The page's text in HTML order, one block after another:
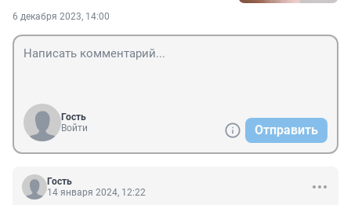
6 декабря 2023, 14:00
Гость
Войти
Отправить
Гость
14 января 2024, 12:22